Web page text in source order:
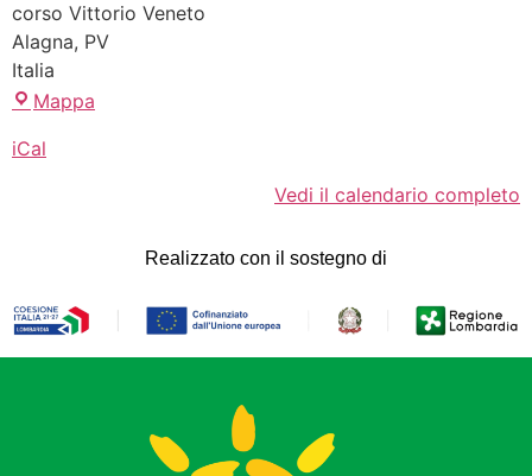
corso Vittorio Veneto
Alagna, PV
Italia
Mappa
iCal
Vedi il calendario completo
Realizzato con il sostegno di